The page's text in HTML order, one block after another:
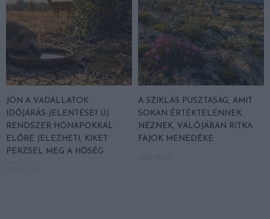
JÖN A VADÁLLATOK
IDŐJÁRÁS-JELENTÉSE? ÚJ
RENDSZER HÓNAPOKKAL
ELŐRE JELEZHETI, KIKET
PERZSEL MEG A HŐSÉG
A SZIKLÁS PUSZTASÁG, AMIT
SOKAN ÉRTÉKTELENNEK
NÉZNEK, VALÓJÁBAN RITKA
FAJOK MENEDÉKE